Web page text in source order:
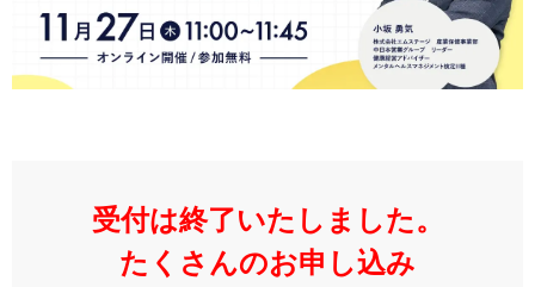
受付は終了いたしました。
たくさんのお申し込み